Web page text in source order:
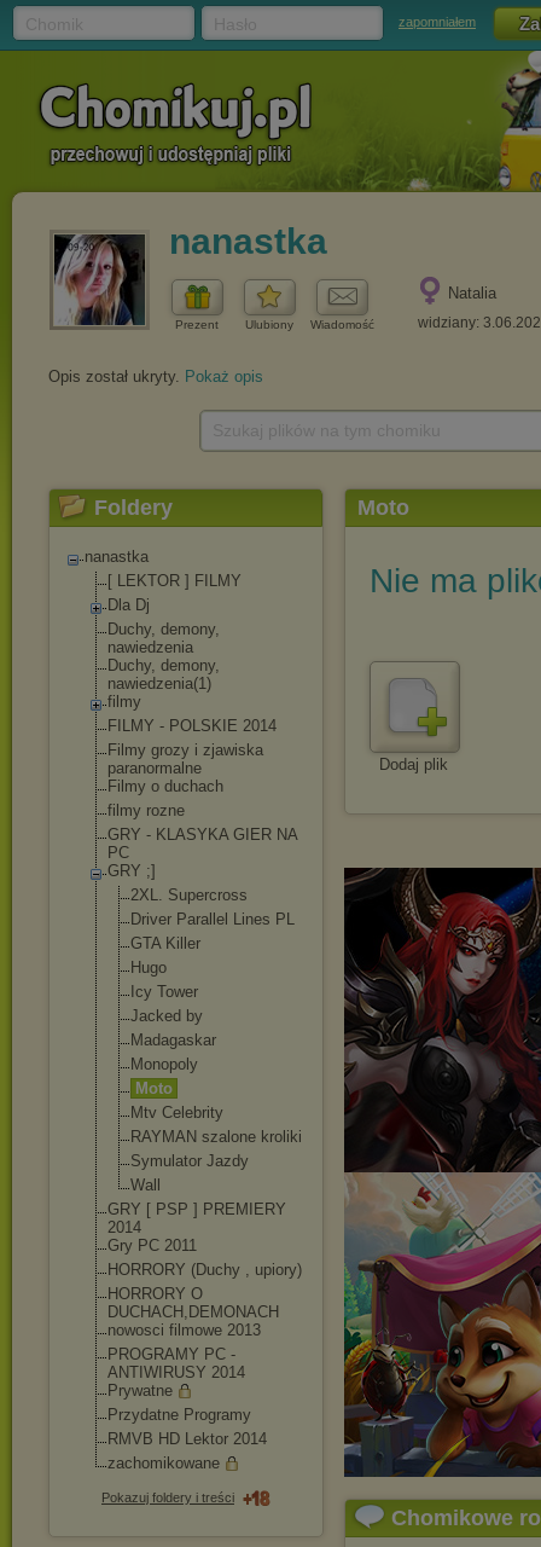
zapomniałem
nanastka
Prezent Ulubiony Wiadomość
Natalia
widziany:
Opis został ukryty. Pokaż opis
Foldery
nanastka
[ LEKTOR ] FILMY
Dla Dj
Duchy, demony,
nawiedzenia
Duchy, demony,
nawiedzenia(1)
filmy
FILMY - POLSKIE 2014
Filmy grozy i zjawiska
paranormalne
Filmy o duchach
filmy rozne
GRY - KLASYKA GIER NA
PC
GRY ;]
2XL. Supercross
Driver Parallel Lines PL
GTA Killer
Hugo
Icy Tower
Jacked by
Madagaskar
Monopoly
Moto
Mtv Celebrity
RAYMAN szalone kroliki
Symulator Jazdy
Wall
GRY [ PSP ] PREMIERY
2014
Gry PC 2011
HORRORY (Duchy , upiory)
HORRORY O
DUCHACH,DEMONACH
nowosci filmowe 2013
PROGRAMY PC -
ANTIWIRUSY 2014
Prywatne
Przydatne Programy
RMVB HD Lektor 2014
zachomikowane
Pokazuj foldery i treści
Moto
Nie ma
Dodaj plik
Chomikowe